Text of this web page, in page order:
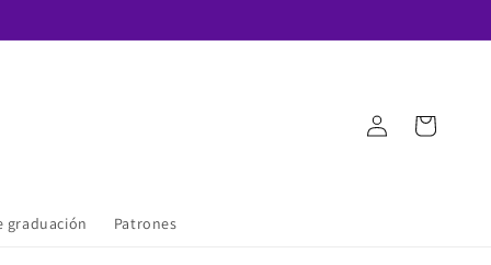
graduación Patrones
sesión
Carrito